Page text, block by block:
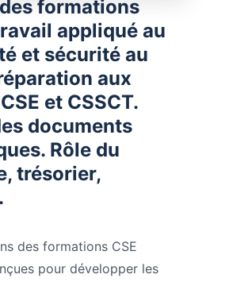
formations
appliqué au
et sécurité au
aux
et CSSCT.
documents
Rôle du
trésorier,
des formations CSE
pour développer les